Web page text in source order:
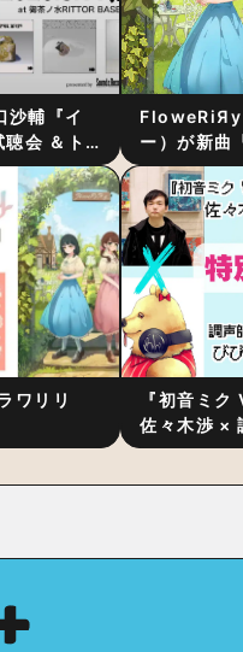
沙輔『イ
会 ＆ト
〜完成直
体験”と制
FloweRiЯy
ー）が新曲
ス』をリリ
ム詳細も発
ワリリ
』を9
『初音ミク
佐々木渉 ×
別対談 〜